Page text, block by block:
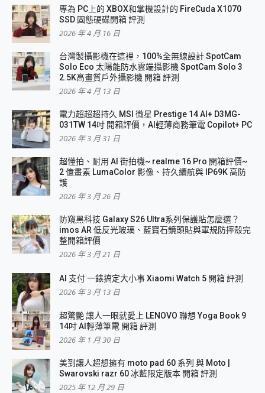
專為 PC上的 XBOX和掌機設計的 FireCuda X1070
SSD 固態硬碟開箱 評測
2026 年 4 月 16 日
台灣製攝影機在這裡，100%全無線設計 SpotCam
Solo Eco 太陽能防水雲端攝影機 SpotCam Solo 3
2.5K高畫質戶外攝影機 開箱 評測
2026 年 4 月 13 日
電力超超超持久 MSI 微星 Prestige 14 AI+ D3MG-
031TW 14吋 開箱評價，AI輕薄商務筆電 Copilot+ PC
2026 年 3 月 31 日
超懂拍、耐用 AI 街拍機~ realme 16 Pro 開箱評價~
2 億畫素 LumaColor 影像、持久續航與 IP69K 高防
護
2026 年 3 月 26 日
防窺黑科技 Galaxy S26 Ultra系列保護貼怎麼選？
imos AR 低反光玻璃、藍寶石鏡頭貼與軍規防摔殼完
整開箱評價
2026 年 3 月 21 日
AI 支付 一錶搞定大小事 Xiaomi Watch 5 開箱 評測
2026 年 3 月 13 日
超驚艷 讓人一眼就愛上 LENOVO 聯想 Yoga Book 9
14吋 AI輕薄筆電 開箱 評測
2026 年 1 月 30 日
美到讓人超想擁有 moto pad 60 系列 與 Moto |
Swarovski razr 60 冰藍限定版本 開箱 評測
2025 年 12 月 29 日